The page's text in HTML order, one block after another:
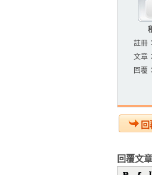
註冊：
文章：
回覆：
回覆文章